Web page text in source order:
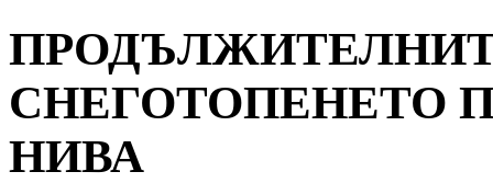
СНЕГОТОПЕНЕТО
НИВА